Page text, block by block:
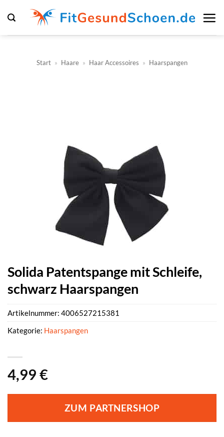
Inhalt
springen
Start » Haare » Haar Accessoires » Haarspangen
Solida Patentspange mit Schleife,
schwarz Haarspangen
4,99 €
ZUM PARTNERSHOP
Artikelnummer: 4006527215381
Kategorie: Haarspangen